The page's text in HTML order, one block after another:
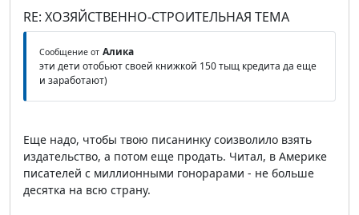
RE: ХОЗЯЙСТВЕННО-СТРОИТЕЛЬНАЯ ТЕМА
Сообщение от Алика
эти дети отобьют своей книжкой 150 тыщ кредита да еще
и заработают)
Еще надо, чтобы твою писанинку соизволило взять
издательство, а потом еще продать. Читал, в Америке
писателей с миллионными гонорарами - не больше
десятка на всю страну.